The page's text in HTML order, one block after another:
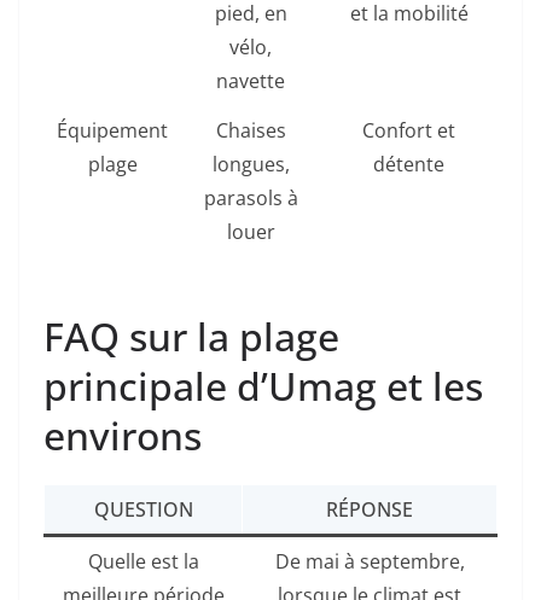
pied, en
vélo,
navette
et la mobilité
Équipement
plage
Chaises
longues,
parasols à
louer
Confort et
détente
FAQ sur la plage
principale d’Umag et les
environs
QUESTION
RÉPONSE
Quelle est la
De mai à septembre,